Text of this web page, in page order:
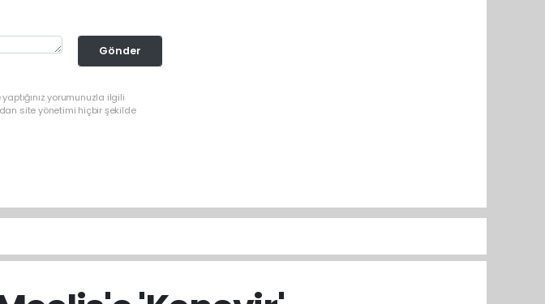
Gönder
yorumunuzla ilgili
site yönetimi hiçbir şekilde